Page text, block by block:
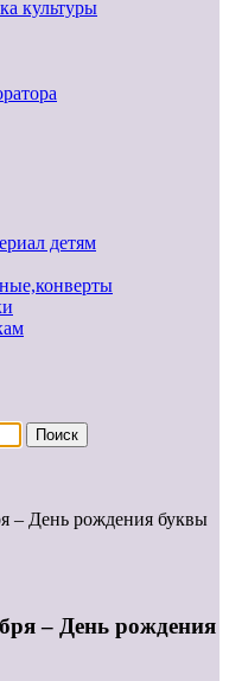
культуры
детям
– День рождения буквы
– День рождения